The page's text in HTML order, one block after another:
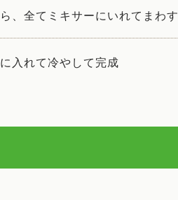
、全てミキサーにいれてまわす
入れて冷やして完成